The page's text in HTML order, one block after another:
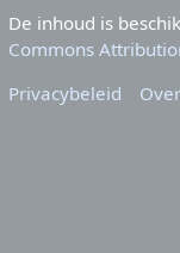
De inhoud is
Commons
Privacybeleid